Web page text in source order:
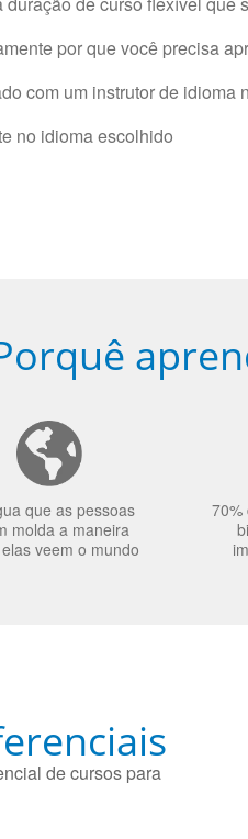
por que você precisa
com um instrutor de
no idioma escolhido
que as pessoas
molda a maneira
veem o mundo
70%
de cursos para